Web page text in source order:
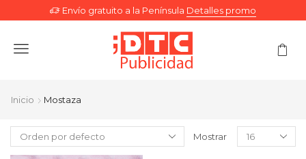
Envío gratuito a la Península Detalles promo
Menu
Inicio Mostaza
Mostrar